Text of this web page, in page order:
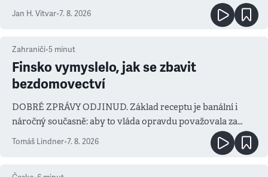
salvy i kritika pokrokářů
Jan H. Vitvar•7. 8. 2026
Zahraničí•5 minut
Finsko vymyslelo, jak se zbavit
bezdomovectví
DOBRÉ ZPRÁVY ODJINUD. Základ receptu je banální i
náročný současně: aby to vláda opravdu považovala za
prioritu
Tomáš Lindner•7. 8. 2026